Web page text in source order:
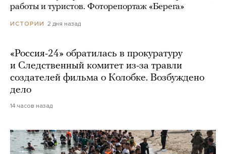
работы и туристов. Фоторепортаж «Берега»
ИСТОРИИ 2 дня назад
«Россия-24» обратилась в прокуратуру
и Следственный комитет из-за травли
создателей фильма о Колобке. Возбуждено
дело
14 часов назад